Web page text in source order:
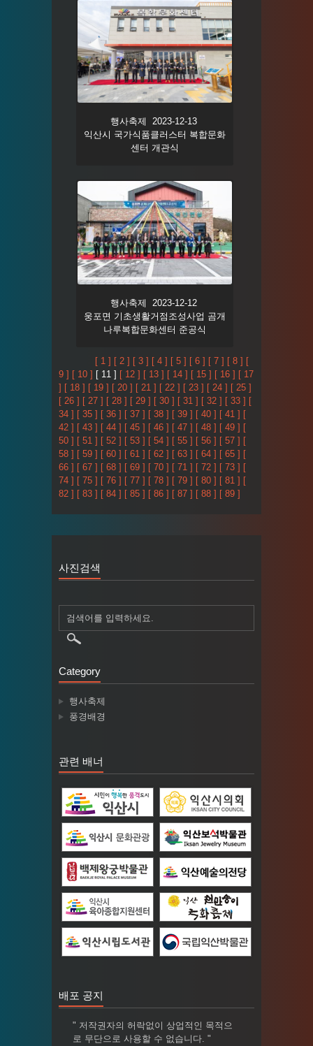
행사축제 2023-12-13
익산시 국가식품클러스터 복합문화
센터 개관식
행사축제 2023-12-12
웅포면 기초생활거점조성사업 곰개
나루복합문화센터 준공식
[ 1 ] [ 2 ] [ 3 ] [ 4 ] [ 5 ] [ 6 ] [ 7 ] [ 8 ] [
9 ] [ 10 ] [ 11 ] [ 12 ] [ 13 ] [ 14 ] [ 15 ] [ 16 ] [ 17
] [ 18 ] [ 19 ] [ 20 ] [ 21 ] [ 22 ] [ 23 ] [ 24 ] [ 25 ]
[ 26 ] [ 27 ] [ 28 ] [ 29 ] [ 30 ] [ 31 ] [ 32 ] [ 33 ] [
34 ] [ 35 ] [ 36 ] [ 37 ] [ 38 ] [ 39 ] [ 40 ] [ 41 ] [
42 ] [ 43 ] [ 44 ] [ 45 ] [ 46 ] [ 47 ] [ 48 ] [ 49 ] [
50 ] [ 51 ] [ 52 ] [ 53 ] [ 54 ] [ 55 ] [ 56 ] [ 57 ] [
58 ] [ 59 ] [ 60 ] [ 61 ] [ 62 ] [ 63 ] [ 64 ] [ 65 ] [
66 ] [ 67 ] [ 68 ] [ 69 ] [ 70 ] [ 71 ] [ 72 ] [ 73 ] [
74 ] [ 75 ] [ 76 ] [ 77 ] [ 78 ] [ 79 ] [ 80 ] [ 81 ] [
82 ] [ 83 ] [ 84 ] [ 85 ] [ 86 ] [ 87 ] [ 88 ] [ 89 ]
사진검색
Category
행사축제
풍경배경
관련 배너
배포 공지
" 저작권자의 허락없이 상업적인 목적으
로 무단으로 사용할 수 없습니다. "